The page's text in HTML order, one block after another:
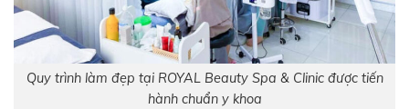
Quy trình làm đẹp tại ROYAL Beauty Spa & Clinic được tiến
hành chuẩn y khoa